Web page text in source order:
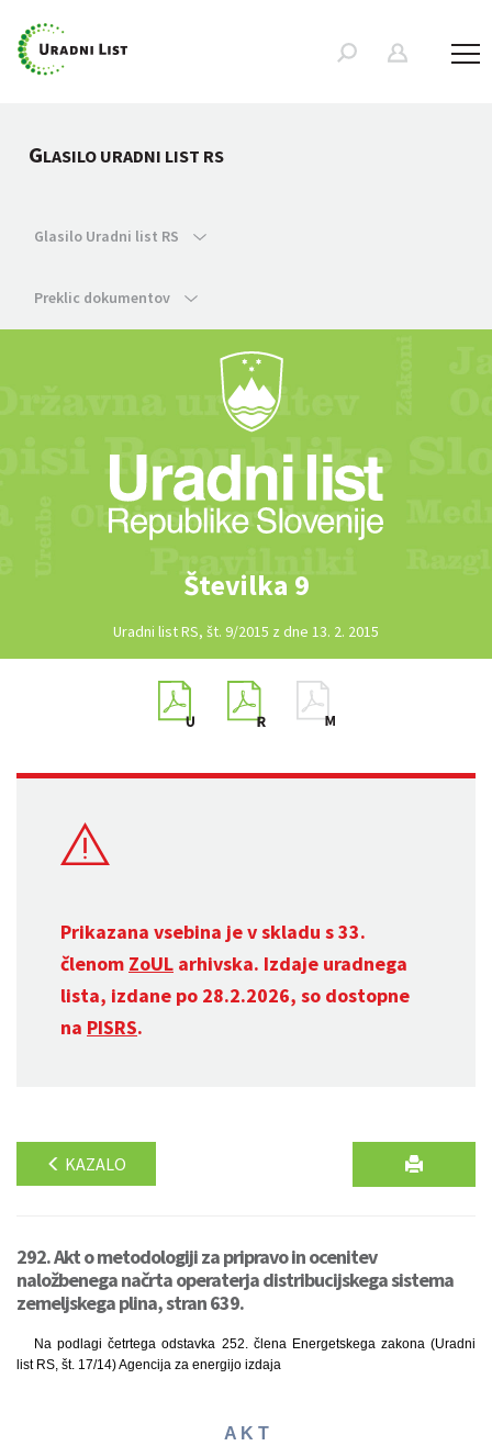
GLASILO URADNI LIST RS
Glasilo Uradni list RS
Preklic dokumentov
Številka 9
Uradni list RS, št. 9/2015 z dne 13. 2. 2015
Prikazana vsebina je v skladu s 33.
členom ZoUL arhivska. Izdaje uradnega
lista, izdane po 28.2.2026, so dostopne
na PISRS.
KAZALO
292. Akt o metodologiji za pripravo in ocenitev
naložbenega načrta operaterja distribucijskega sistema
zemeljskega plina, stran 639.
Na podlagi četrtega odstavka 252. člena Energetskega zakona (Uradni
list RS, št. 17/14) Agencija za energijo izdaja
A K T